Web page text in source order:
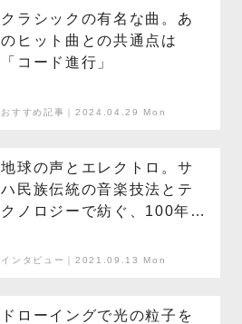
クラシックの有名な曲。あ
のヒット曲との共通点は
「コード進行」
おすすめ記事｜2024.04.29 Mon
地球の声とエレクトロ。サ
ハ民族伝統の音楽技法とテ
クノロジーで紡ぐ、100年先
インタビュー｜2021.09.13 Mon
ドローイングで光の粒子を